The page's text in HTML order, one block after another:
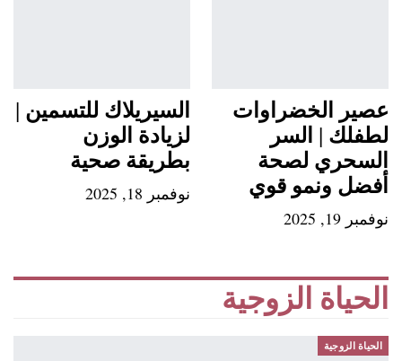
عصير الخضراوات
لطفلك | السر
السحري لصحة
أفضل ونمو قوي
نوفمبر 19, 2025
السيريلاك للتسمين |
لزيادة الوزن
بطريقة صحية
نوفمبر 18, 2025
الحياة الزوجية
الحياة الزوجية